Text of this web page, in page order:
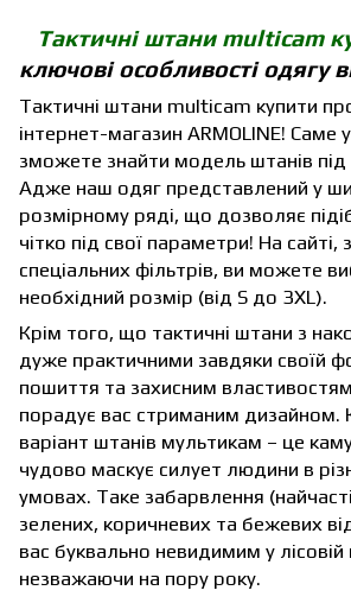
Тактичні штани multicam
ключові особливості одягу
Тактичні штани multicam купити
інтернет-магазин ARMOLINE! Саме
зможете знайти модель штанів під
Адже наш одяг представлений у
розмірному ряді, що дозволяє
чітко під свої параметри! На
спеціальних фільтрів, ви можете
необхідний розмір (від S до 3XL).
Крім того, що тактичні штани з
дуже практичними завдяки своїй
пошиття та захисним
порадує вас стриманим дизайном.
варіант штанів мультикам – це
чудово маскує силует людини в
умовах. Таке забарвлення
зелених, коричневих та бежевих
вас буквально невидимим у лісовій
незважаючи на пору року.